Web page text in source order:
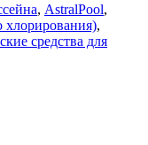
, AstralPool,
хлорирования),
средства для